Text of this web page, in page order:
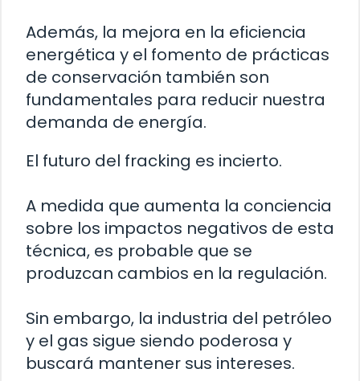
Además, la mejora en la eficiencia
energética y el fomento de prácticas
de conservación también son
fundamentales para reducir nuestra
demanda de energía.
El futuro del fracking es incierto.
A medida que aumenta la conciencia
sobre los impactos negativos de esta
técnica, es probable que se
produzcan cambios en la regulación.
Sin embargo, la industria del petróleo
y el gas sigue siendo poderosa y
buscará mantener sus intereses.